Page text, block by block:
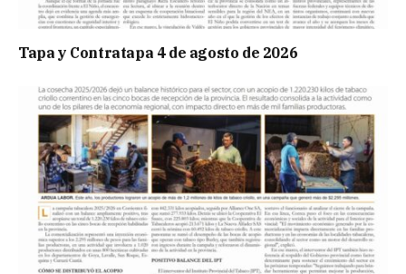
Tapa y Contratapa 4 de agosto de 2026